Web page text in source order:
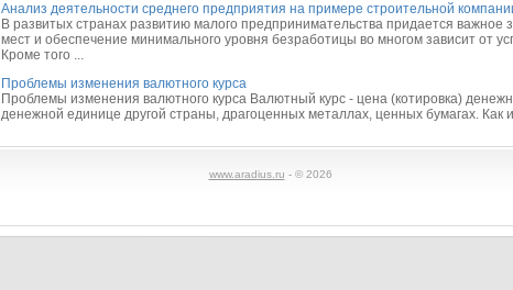
Анализ деятельности среднего предприятия на примере строительной
В развитых странах развитию малого предпринимательства придается важное
мест и обеспечение минимального уровня безработицы во многом зависит от
Кроме того ...
Проблемы изменения валютного курса
Проблемы изменения валютного курса Валютный курс - цена (котировка)
денежной единице другой страны, драгоценных металлах, ценных бумагах.
www.aradius.ru - © 2026